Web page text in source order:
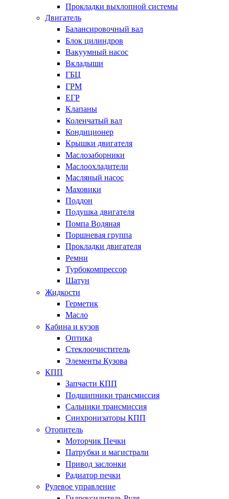
Прокладки выхлопной системы
Двигатель
Балансировочный вал
Блок цилиндров
Вакуумный насос
Вкладыши
ГБЦ
ГРМ
ЕГР
Клапаны
Коленчатый вал
Кондиционер
Крышки двигателя
Маслозаборники
Маслоохладители
Масляный насос
Маховики
Поддон
Подушка двигателя
Помпа Водяная
Поршневая группа
Прокладки двигателя
Ремни
Турбокомпрессор
Шатун
Жидкости
Герметик
Масло
Кабина и кузов
Оптика
Стеклоочиститель
Элементы Кузова
КПП
Запчасти КПП
Подшипники трансмиссия
Сальники трансмиссия
Синхронизаторы КПП
Отопитель
Моторчик Печки
Патрубки и магистрали
Привод заслонки
Радиатор печки
Рулевое управление